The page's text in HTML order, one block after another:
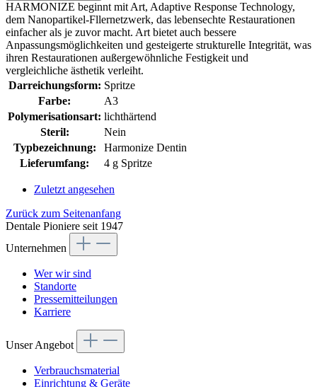
HARMONIZE beginnt mit Art, Adaptive Response Technology,
dem Nanopartikel-Fllernetzwerk, das lebensechte Restaurationen
einfacher als je zuvor macht. Art bietet auch bessere
Anpassungsmöglichkeiten und gesteigerte strukturelle Integrität, was
ihren Restaurationen außergewöhnliche Festigkeit und
vergleichliche ästhetik verleiht.
Darreichungsform: Spritze
Farbe:
A3
Polymerisationsart: lichthärtend
Steril:
Nein
Typbezeichnung:
Harmonize Dentin
Lieferumfang:
4 g Spritze
Zuletzt angesehen
Zurück zum Seitenanfang
Dentale Pioniere seit 1947
Unternehmen
Wer wir sind
Standorte
Pressemitteilungen
Karriere
Unser Angebot
Verbrauchsmaterial
Einrichtung & Geräte